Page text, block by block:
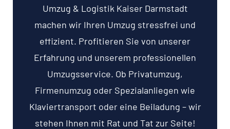
Umzug & Logistik Kaiser Darmstadt
machen wir Ihren Umzug stressfrei und
effizient. Profitieren Sie von unserer
Erfahrung und unserem professionellen
Umzugsservice. Ob Privatumzug,
Firmenumzug oder Spezialanliegen wie
Klaviertransport oder eine Beiladung – wir
stehen Ihnen mit Rat und Tat zur Seite!